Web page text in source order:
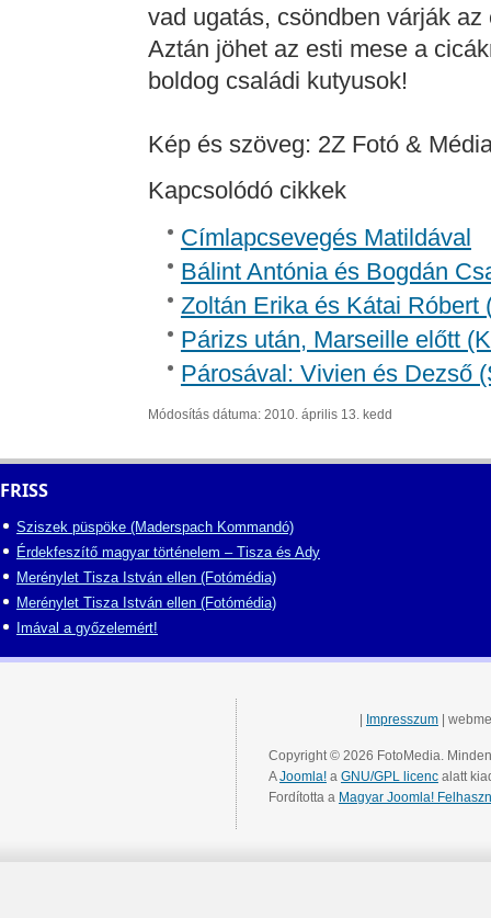
vad ugatás, csöndben várják
Aztán jöhet az esti mese a
boldog családi kutyusok!
Kép és szöveg: 2Z Fotó &
Kapcsolódó cikkek
Címlapcsevegés Matildával
Bálint Antónia és Bogdán
Zoltán Erika és Kátai Róbert
Párizs után, Marseille előtt
Párosával: Vivien és Dezső
Módosítás dátuma: 2010. április 13. kedd
FRISS
Sziszek püspöke (Maderspach Kommandó)
Érdekfeszítő magyar történelem – Tisza és Ady
Merénylet Tisza István ellen (Fotómédia)
Merénylet Tisza István ellen (Fotómédia)
Imával a győzelemért!
Impresszum |
Copyright © 2026 FotoMedia.
AJoomla! a GNU/GPL licenc alatt
Fordította a Magyar Joomla!